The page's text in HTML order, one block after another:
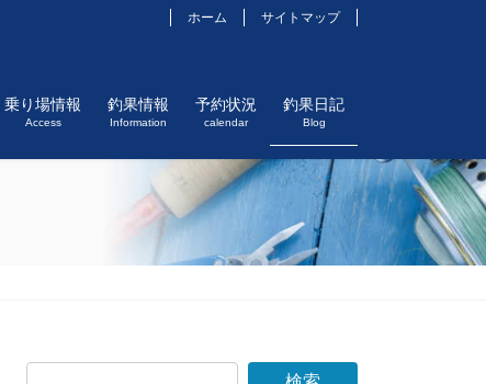
ホーム サイトマップ
乗り場情報
Access
釣果情報
Information
予約状況
calendar
釣果日記
Blog